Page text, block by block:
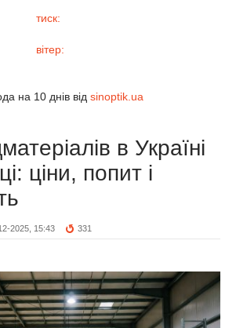
тиск:
вітер:
на 10 днів від sinoptik.ua
в Україні
ціни, попит і
2025, 15:43 331